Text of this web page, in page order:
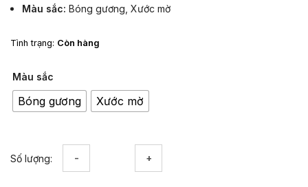
Màu sắc Bóng gương Xước mờ
Tình trạng: Còn hàng
Màu sắc
Bóng gương Xước mờ
Số lượng: